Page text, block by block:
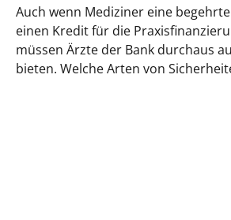
Auch wenn Mediziner eine
einen Kredit für die
müssen Ärzte der Bank durchaus
bieten. Welche Arten von
erläutert Rechtsanwalt Dr. Alex